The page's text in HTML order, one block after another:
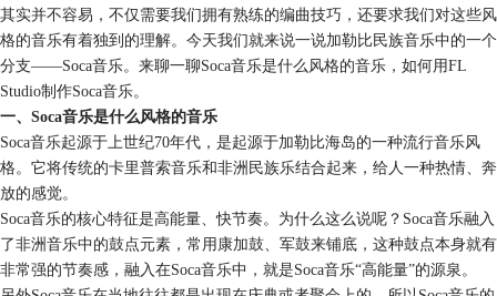
其实并不容易，不仅需要我们拥有熟练的编曲技巧，还要求我们对这些风
格的音乐有着独到的理解。今天我们就来说一说加勒比民族音乐中的一个
分支——Soca音乐。来聊一聊Soca音乐是什么风格的音乐，如何用FL
Studio制作Soca音乐。
一、Soca音乐是什么风格的音乐
Soca音乐起源于上世纪70年代，是起源于加勒比海岛的一种流行音乐风
格。它将传统的卡里普索音乐和非洲民族乐结合起来，给人一种热情、奔
放的感觉。
Soca音乐的核心特征是高能量、快节奏。为什么这么说呢？Soca音乐融入
了非洲音乐中的鼓点元素，常用康加鼓、军鼓来铺底，这种鼓点本身就有
非常强的节奏感，融入在Soca音乐中，就是Soca音乐“高能量”的源泉。